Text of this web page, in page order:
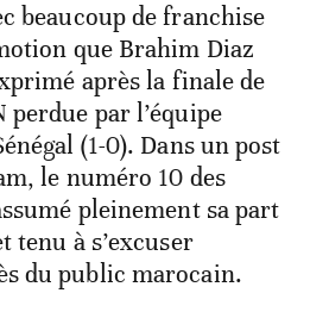
beaucoup de franchise
que Brahim Diaz
après la finale de
perdue par l’équipe
(1-0). Dans un post
le numéro 10 des
pleinement sa part
tenu à s’excuser
du public marocain.